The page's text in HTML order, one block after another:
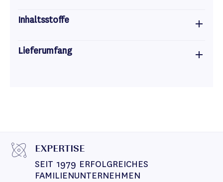
Inhaltsstoffe
Lieferumfang
EXPERTISE
SEIT 1979 ERFOLGREICHES
FAMILIENUNTERNEHMEN